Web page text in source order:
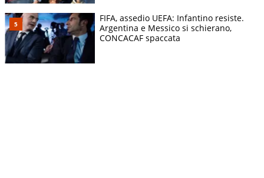
FIFA, assedio UEFA: Infantino resiste.
Argentina e Messico si schierano,
CONCACAF spaccata